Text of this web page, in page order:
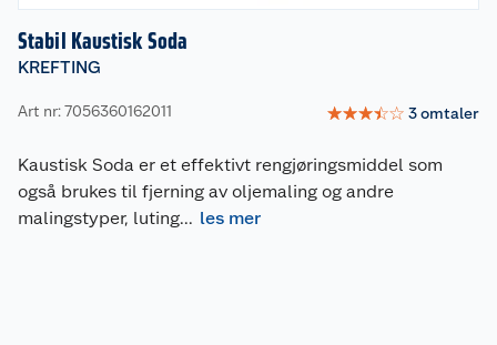
Stabil Kaustisk Soda
KREFTING
Art nr: 7056360162011 ☆☆☆☆☆ 3omtaler
Kaustisk Soda er et effektivt rengjøringsmiddel som
også brukes til fjerning av oljemaling og andre
malingstyper, luting... les mer